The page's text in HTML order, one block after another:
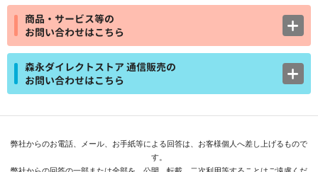
商品・サービス等の
お問い合わせはこちら
森永ダイレクトストア 通信販売の
お問い合わせはこちら
弊社からのお電話、メール、お手紙等による回答は、お客様個人へ差し上げるもので
す。